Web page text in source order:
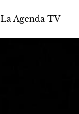
La Agenda TV